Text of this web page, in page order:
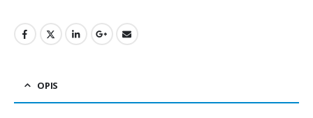
OPIS